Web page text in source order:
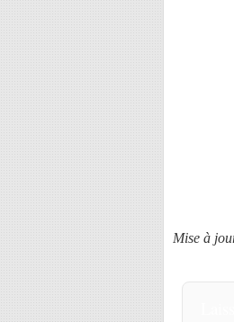
Mise à